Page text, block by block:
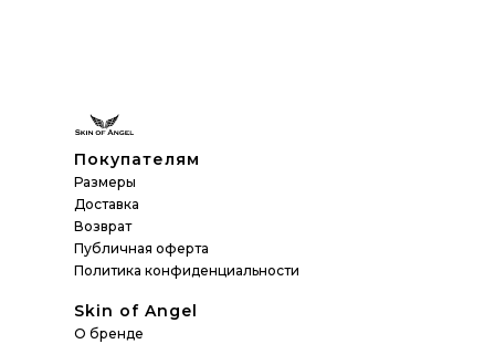
Покупателям
Размеры
Доставка
О бренде
Публичная оферта
Политика конфиденциальности
Возврат
Skin of Angel